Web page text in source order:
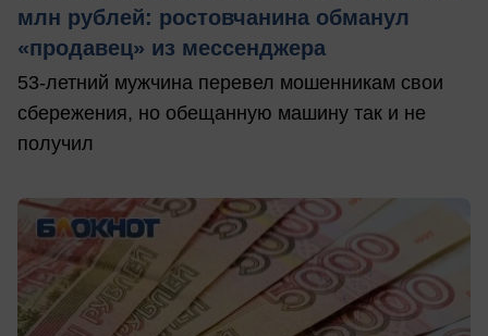
млн рублей: ростовчанина обманул
«продавец» из мессенджера
53-летний мужчина перевел мошенникам свои
сбережения, но обещанную машину так и не
получил